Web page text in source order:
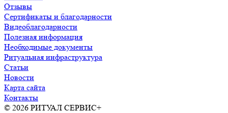
Отзывы
Сертификаты и благодарности
Видеоблагодарности
Полезная информация
Необходимые документы
Ритуальная инфраструктура
Статьи
Новости
Карта сайта
Контакты
© 2026 РИТУАЛ СЕРВИС+